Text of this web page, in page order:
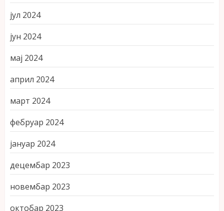
јул 2024
јун 2024
мај 2024
април 2024
март 2024
фебруар 2024
јануар 2024
децембар 2023
новембар 2023
октобар 2023